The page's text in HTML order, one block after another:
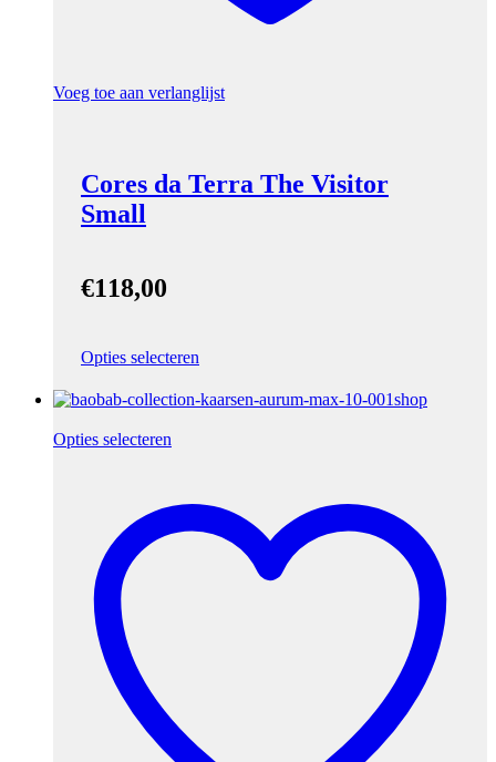
Voeg toe aan verlanglijst
Cores da Terra The Visitor
Small
€118,00
Opties selecteren
Opties selecteren